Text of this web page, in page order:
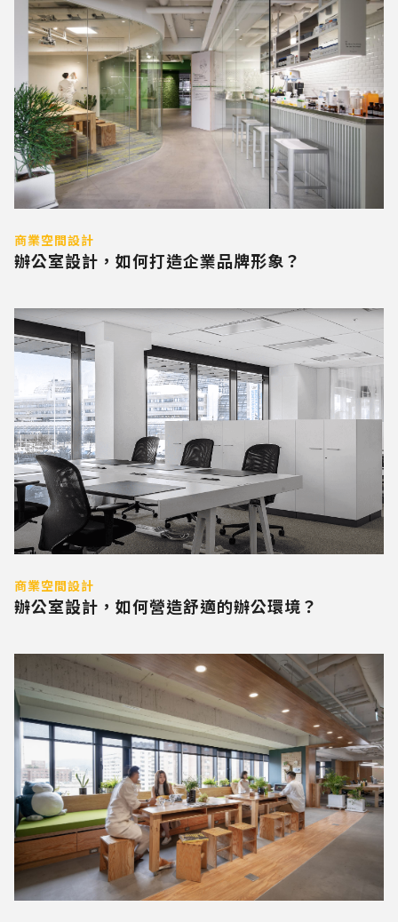
商業空間設計
辦公室設計，如何打造企業品牌形象？
商業空間設計
辦公室設計，如何營造舒適的辦公環境？